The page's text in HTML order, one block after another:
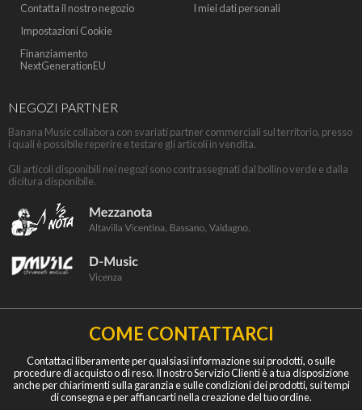
Contatta il nostro negozio
Impostazioni Cookie
Finanziamento
NextGenerationEU
I miei dati personali
NEGOZI PARTNER
Banana Music collabora con svariati partner commerciali sul territorio, presso
i quali è possibile reperire e testare gli articoli in vendita.
Gli articoli disponibili nei negozi sono contrassegnati dal bollino verde e dalla
dicitura disponibile.
COME CONTATTARCI
Contattaci liberamente per qualsiasi informazione sui prodotti, o sulle
procedure di acquisto o di reso. Il nostro Servizio Clienti è a tua disposizione
anche per chiarimenti sulla garanzia e sulle condizioni dei prodotti, sui tempi
di consegna e per affiancarti nella creazione del tuo ordine.